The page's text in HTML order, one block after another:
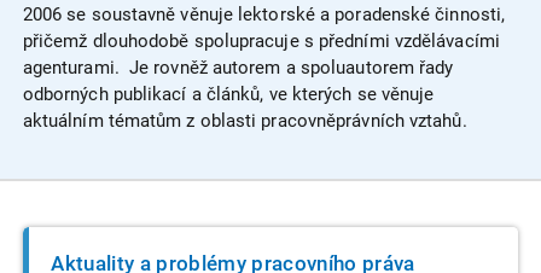
2006 se soustavně věnuje lektorské a poradenské činnosti,
přičemž dlouhodobě spolupracuje s předními vzdělávacími
agenturami. Je rovněž autorem a spoluautorem řady
odborných publikací a článků, ve kterých se věnuje
aktuálním tématům z oblasti pracovněprávních vztahů.
Aktuality a problémy pracovního práva